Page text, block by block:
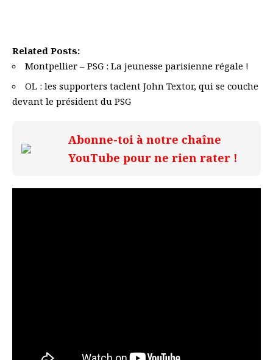
Related Posts:
Montpellier – PSG : La jeunesse parisienne régale !
OL : les supporters taclent John Textor, qui se couche
devant le président du PSG
Abonne-toi à notre chaîne
YouTube pour ne rien rater !